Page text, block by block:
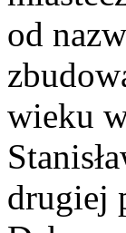
od
wieku
drugiej